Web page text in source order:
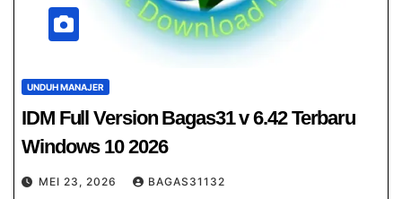
UNDUH MANAJER
IDM Full Version Bagas31​​ v 6.42 Terbaru
Windows 10 2026
MEI 23, 2026 BAGAS31132